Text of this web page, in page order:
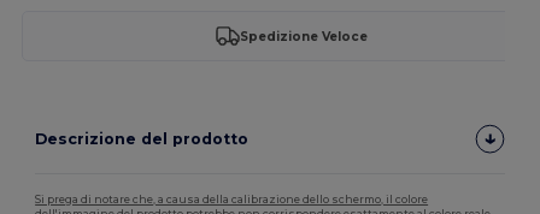
Spedizione Veloce
Descrizione del prodotto
Si prega di notare che, a causa della calibrazione dello schermo, il colore